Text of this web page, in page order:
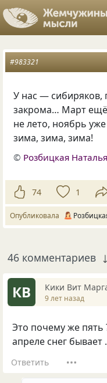
#983321
У нас — сибиряков,
закрома… Март ещё
не лето, ноябрь
зима, зима, зима!
© Розбицкая Наталья
74 1
Опубликовала
46 комментариев
КВ Кики Вит
9 лет назад
Это почему же пять
апреле снег бывает
Ответить